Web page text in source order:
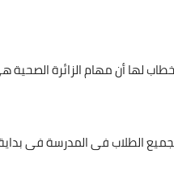
لها أن مهام الزائرة الصحية
الطلاب فى المدرسة فى بداية